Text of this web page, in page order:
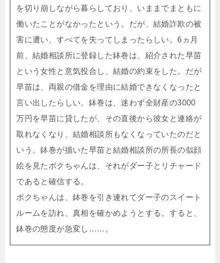
を切り崩しながら暮らしており、いままでまともに
働いたことがなかったという。だが、結婚詐欺の被
害に遭い、すべてを失ってしまったらしい。6ヵ月
前、結婚相談所に登録した鉢巻は、紹介された早苗
という女性と意気投合し、結婚の約束をした。だが
早苗は、両親の借金を理由に結婚できなくなったと
言い出したらしい。鉢巻は、迷わず全財産の3000
万円を早苗に貸したが、その直後から彼女と連絡が
取れなくなり、結婚相談所もなくなっていたのだと
いう。鉢巻が描いた早苗と結婚相談所の所長の似顔
絵を見たボクちゃんは、それがダー子とリチャード
であると確信する。
ボクちゃんは、鉢巻を引き連れてダー子のスイート
ルームを訪れ、真相を確かめようとする。すると、
鉢巻の態度が急変し……。